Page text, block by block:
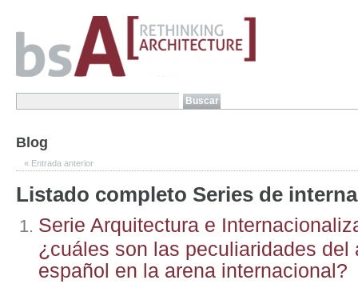
Blog
« Entrada anterior
Listado completo Series de
Serie Arquitectura e
¿cuáles son las peculiaridades del
español en la arena internacional?